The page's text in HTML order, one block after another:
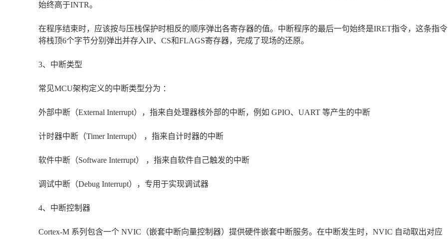
始终高于INTR。
在程序结束时，应该按与压栈保护时相反的顺序弹出各寄存器的值。中断程序的最后一句始终是IRET指令，这条指令
将栈顶6个字节分别弹出并存入IP、CS和FLAGS寄存器，完成了现场的还原。
3、中断类型
常见MCU架构定义的中断类型分为 ：
外部中断（External Interrupt），指来自处理器核外部的中断，例如 GPIO、UART 等产生的中断
计时器中断（Timer Interrupt） ，指来自计时器的中断
软件中断（Software Interrupt） ，指来自软件自己触发的中断
调试中断（Debug Interrupt），专用于实现调试器
4、中断控制器
Cortex-M 系列包含一个 NVIC（嵌套中断向量控制器）提供硬件嵌套中断服务。在中断发生时，NVIC 自动取出对应